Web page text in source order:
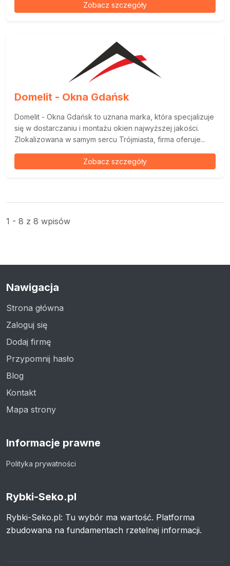
Zobacz szczegóły
Domelit - Okna Gdańsk
Domelit - Okna Gdańsk to uznana marka, która specjalizuje
się w dostarczaniu i montażu okien najwyższej jakości.
Zlokalizowana w samym sercu Trójmiasta, firma oferuje...
Zobacz szczegóły
1 - 8 z 8 wpisów
Nawigacja
Strona główna
Zaloguj się
Dodaj firmę
Przypomnij hasło
Blog
Kontakt
Mapa strony
Informacje prawne
Polityka prywatności
Rybki-Seko.pl
Rybki-Seko.pl: Tu wybór ma wartość. Platforma
zbudowana na fundamentach rzetelnej informacji.